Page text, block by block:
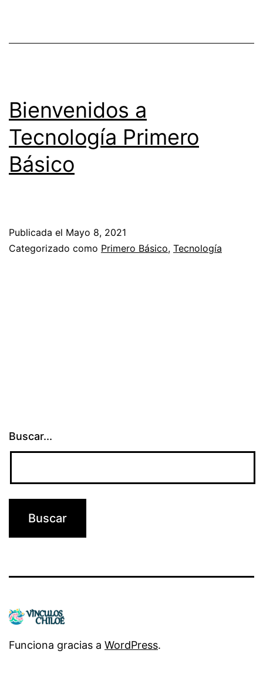
Bienvenidos a
Tecnología Primero
Básico
Publicada el Mayo 8, 2021
Categorizado como Primero Básico, Tecnología
Buscar...
Funciona gracias a WordPress.